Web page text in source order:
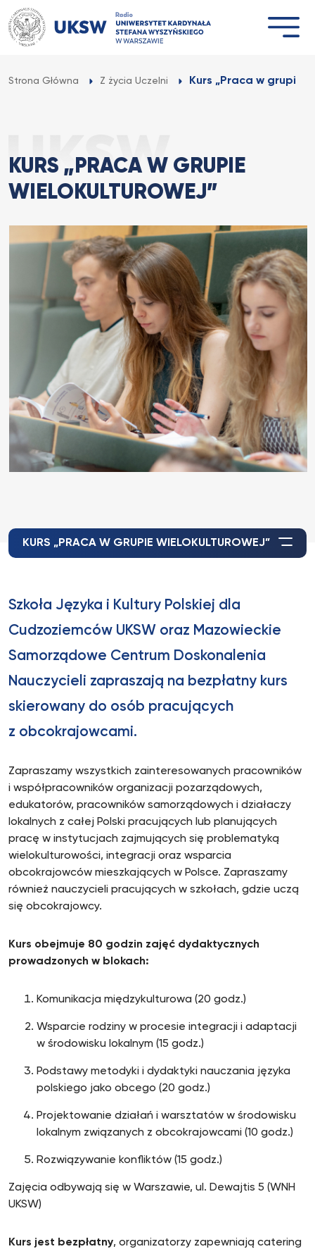
Przejdź
do
treści
Strona Główna Z życia Uczelni Kurs „Praca w grupie...
KURS „PRACA W GRUPIE
WIELOKULTUROWEJ”
KURS „PRACA W GRUPIE WIELOKULTUROWEJ”
Szkoła Języka i Kultury Polskiej dla
Cudzoziemców UKSW oraz Mazowieckie
Samorządowe Centrum Doskonalenia
Nauczycieli zapraszają na bezpłatny kurs
skierowany do osób pracujących
z obcokrajowcami.
Zapraszamy wszystkich zainteresowanych pracowników
i współpracowników organizacji pozarządowych,
edukatorów, pracowników samorządowych i działaczy
lokalnych z całej Polski pracujących lub planujących
pracę w instytucjach zajmujących się problematyką
wielokulturowości, integracji oraz wsparcia
obcokrajowców mieszkających w Polsce. Zapraszamy
również nauczycieli pracujących w szkołach, gdzie uczą
się obcokrajowcy.
Kurs obejmuje 80 godzin zajęć dydaktycznych
prowadzonych w blokach:
Komunikacja międzykulturowa (20 godz.)
Wsparcie rodziny w procesie integracji i adaptacji
w środowisku lokalnym (15 godz.)
Podstawy metodyki i dydaktyki nauczania języka
polskiego jako obcego (20 godz.)
Projektowanie działań i warsztatów w środowisku
lokalnym związanych z obcokrajowcami (10 godz.)
Rozwiązywanie konfliktów (15 godz.)
Zajęcia odbywają się w Warszawie, ul. Dewajtis 5 (WNH
UKSW)
Kurs jest bezpłatny, organizatorzy zapewniają catering